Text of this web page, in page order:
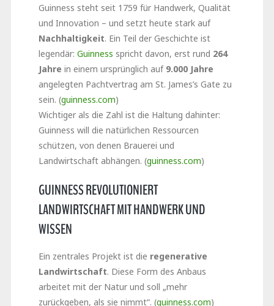
Guinness steht seit 1759 für Handwerk, Qualität
und Innovation – und setzt heute stark auf
Nachhaltigkeit. Ein Teil der Geschichte ist
legendär: Guinness spricht davon, erst rund 264
Jahre in einem ursprünglich auf 9.000 Jahre
angelegten Pachtvertrag am St. James’s Gate zu
sein. (guinness.com)
Wichtiger als die Zahl ist die Haltung dahinter:
Guinness will die natürlichen Ressourcen
schützen, von denen Brauerei und
Landwirtschaft abhängen. (guinness.com)
GUINNESS REVOLUTIONIERT
LANDWIRTSCHAFT MIT HANDWERK UND
WISSEN
Ein zentrales Projekt ist die regenerative
Landwirtschaft. Diese Form des Anbaus
arbeitet mit der Natur und soll „mehr
zurückgeben, als sie nimmt“. (guinness.com)